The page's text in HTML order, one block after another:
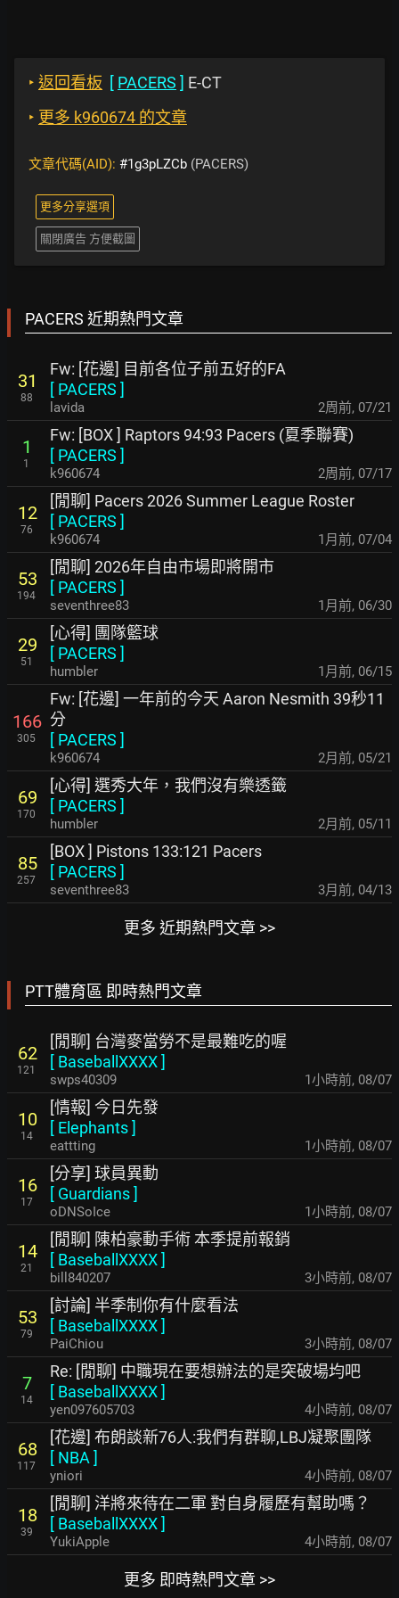
‣ 返回看板 [ PACERS ] E-CT
‣ 更多 k960674 的文章
文章代碼(AID): #1g3pLZCb (PACERS)
更多分享選項
關閉廣告 方便截圖
PACERS 近期熱門文章
31
88
Fw: [花邊] 目前各位子前五好的FA
[ PACERS ]
lavida 2周前, 07/21
1
1
Fw: [BOX ] Raptors 94:93 Pacers (夏季聯賽)
[ PACERS ]
k960674 2周前, 07/17
12
76
[閒聊] Pacers 2026 Summer League Roster
[ PACERS ]
k960674 1月前, 07/04
53
194
[閒聊] 2026年自由市場即將開市
[ PACERS ]
seventhree83 1月前, 06/30
29
51
[心得] 團隊籃球
[ PACERS ]
humbler 1月前, 06/15
166
305
Fw: [花邊] 一年前的今天 Aaron Nesmith 39秒11
分
[ PACERS ]
k960674 2月前, 05/21
69
170
[心得] 選秀大年，我們沒有樂透籤
[ PACERS ]
humbler 2月前, 05/11
85
257
[BOX ] Pistons 133:121 Pacers
[ PACERS ]
seventhree83 3月前, 04/13
更多 近期熱門文章 >>
PTT體育區 即時熱門文章
62
121
[閒聊] 台灣麥當勞不是最難吃的喔
[ BaseballXXXX]
swps40309 1小時前, 08/07
10
14
[情報] 今日先發
[ Elephants]
eattting 1小時前, 08/07
16
17
[分享] 球員異動
[ Guardians]
oDNSoIce 1小時前, 08/07
14
21
[閒聊] 陳柏豪動手術 本季提前報銷
[ BaseballXXXX]
bill840207 3小時前, 08/07
53
79
[討論] 半季制你有什麼看法
[ BaseballXXXX]
PaiChiou 3小時前, 08/07
7
14
Re: [閒聊] 中職現在要想辦法的是突破場均吧
[ BaseballXXXX]
yen097605703 4小時前, 08/07
68
117
[花邊] 布朗談新76人:我們有群聊,LBJ凝聚團隊
[ NBA ]
yniori 4小時前, 08/07
18
39
[閒聊] 洋將來待在二軍 對自身履歷有幫助嗎？
[ BaseballXXXX]
YukiApple 4小時前, 08/07
更多 即時熱門文章 >>